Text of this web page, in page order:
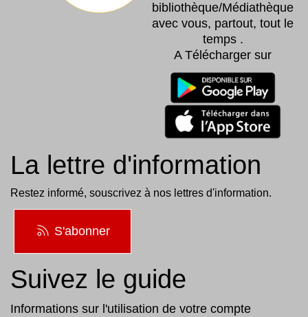
bibliothèque/Médiathèque
avec vous, partout, tout le
temps .
A Télécharger sur
La lettre d'information
Restez informé, souscrivez à nos lettres d'information.
S'abonner
Suivez le guide
Informations sur l'utilisation de votre compte